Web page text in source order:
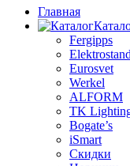
Главная
Fergipps
Eurosvet
Werkel
ALFORM
TK
Bogate’s
iSmart
Скидки